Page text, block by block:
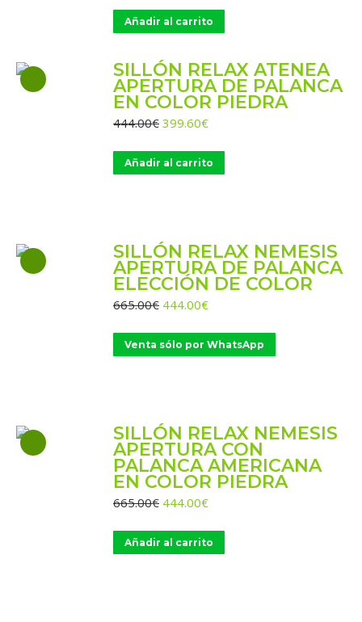
original
era:
actual
es:
Añadir al carrito
SILLÓN RELAX ATENEA
APERTURA DE PALANCA
EN COLOR PIEDRA
444.00€ El
original
era:
399.60€El
actual
es:
Añadir al carrito
SILLÓN RELAX NEMESIS
APERTURA DE PALANCA
ELECCIÓN DE COLOR
665.00€ El
original
era:
444.00€El
actual
es:
Venta sólo por WhatsApp
SILLÓN RELAX NEMESIS
APERTURA CON
PALANCA AMERICANA
EN COLOR PIEDRA
665.00€ El
original
era:
444.00€El
actual
es:
Añadir al carrito